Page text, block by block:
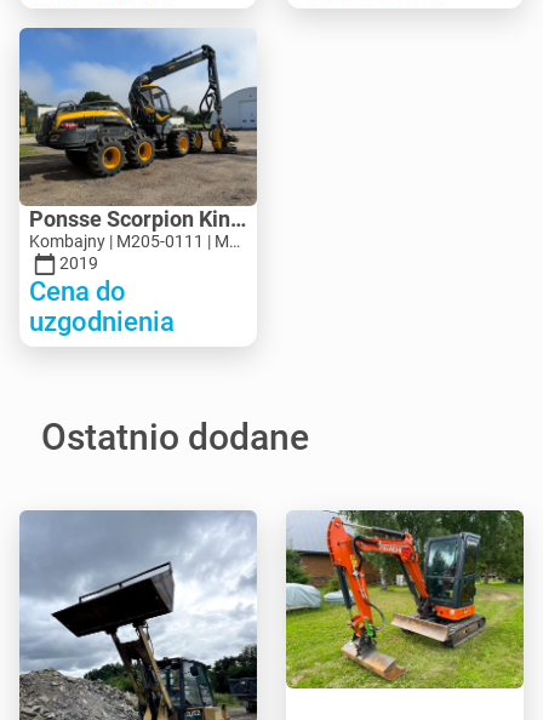
Ponsse Scorpion King
Kombajny | M205-0111 | M205-0111
2019
Cena do
uzgodnienia
Ostatnio dodane